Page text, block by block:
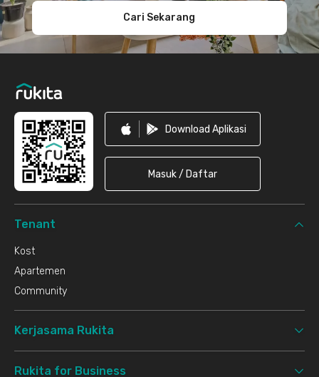
Cari Sekarang
Download Aplikasi
Masuk / Daftar
Tenant
Kost
Apartemen
Community
Kerjasama Rukita
Rukita for Business